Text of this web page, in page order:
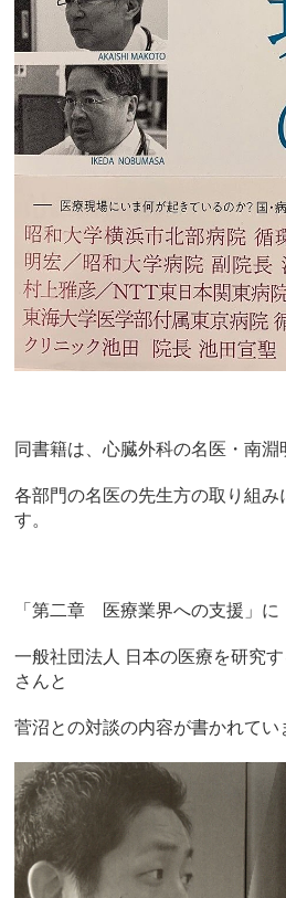
同書籍は、心臓外科の名医・南
各部門の名医の先生方の取り組み
す。
「第二章 医療業界への支援」に
一般社団法人 日本の医療を研究
さんと
菅沼との対談の内容が書かれてい